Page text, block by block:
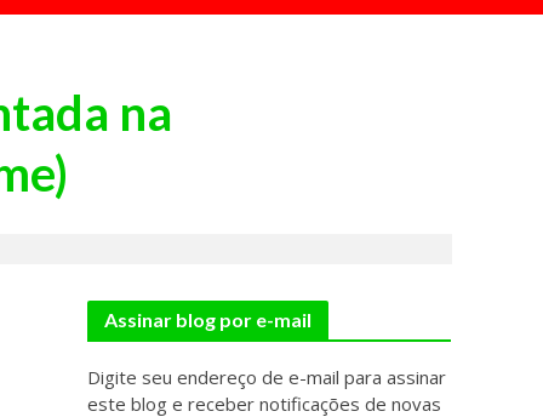
na
Assinar blog por e-mail
Digite seu endereço de e-mail para assinar
este blog e receber notificações de novas